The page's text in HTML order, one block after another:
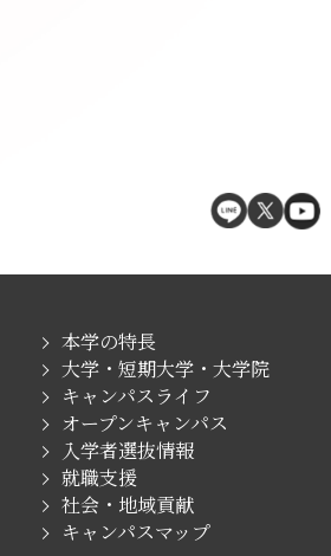
本学の特長
大学・短期大学・大学院
キャンパスライフ
オープンキャンパス
入学者選抜情報
就職支援
社会・地域貢献
キャンパスマップ